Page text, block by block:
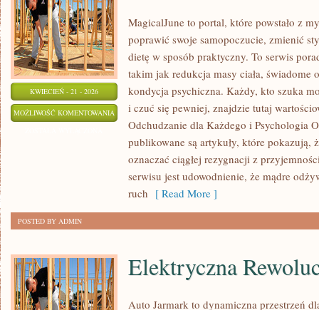
KWIECIEŃ - 21 - 2026
MOŻLIWOŚĆ KOMENTOWANIA MITY
FAKTY
ODCHUDZANIU
MagicalJune to portal, które powstało z
poprawić swoje samopoczucie, zmienić
dietę w sposób praktyczny. To serwis
takim jak redukcja masy ciała, świadome
kondycja psychiczna. Każdy, kto szuka
i czuć się pewniej, znajdzie tutaj
Odchudzanie dla Każdego i Psychologia
publikowane są artykuły, które pokazują,
oznaczać ciągłej rezygnacji z
serwisu jest udowodnienie, że mądre
ruch [ Read More ]
POSTED BY ADMIN
Elektryczna
Auto Jarmark to dynamiczna przestrzeń